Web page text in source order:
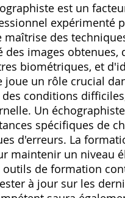
est un
expérimenté
des
images
biométriques, et
joue un rôle crucial
conditions
Un
spécifiques de
d'erreurs. La
maintenir un niveau
outils de formation
à jour sur les